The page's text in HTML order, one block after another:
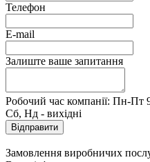
Телефон
E-mail
Залиште ваше запитання
Робочий час компанії: Пн-Пт
Сб, Нд - вихідні
Замовлення виробничих